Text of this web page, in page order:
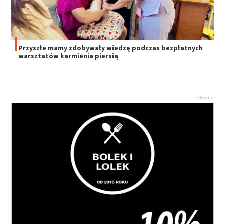
Przyszłe mamy zdobywały wiedzę podczas bezpłatnych
warsztatów karmienia piersią